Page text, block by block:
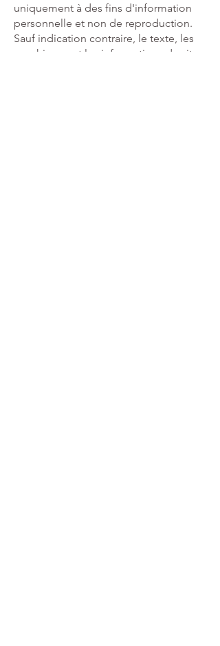
uniquement à des fins d'information
personnelle et non de reproduction.
Sauf indication contraire, le texte, les
graphiques et les informations du site